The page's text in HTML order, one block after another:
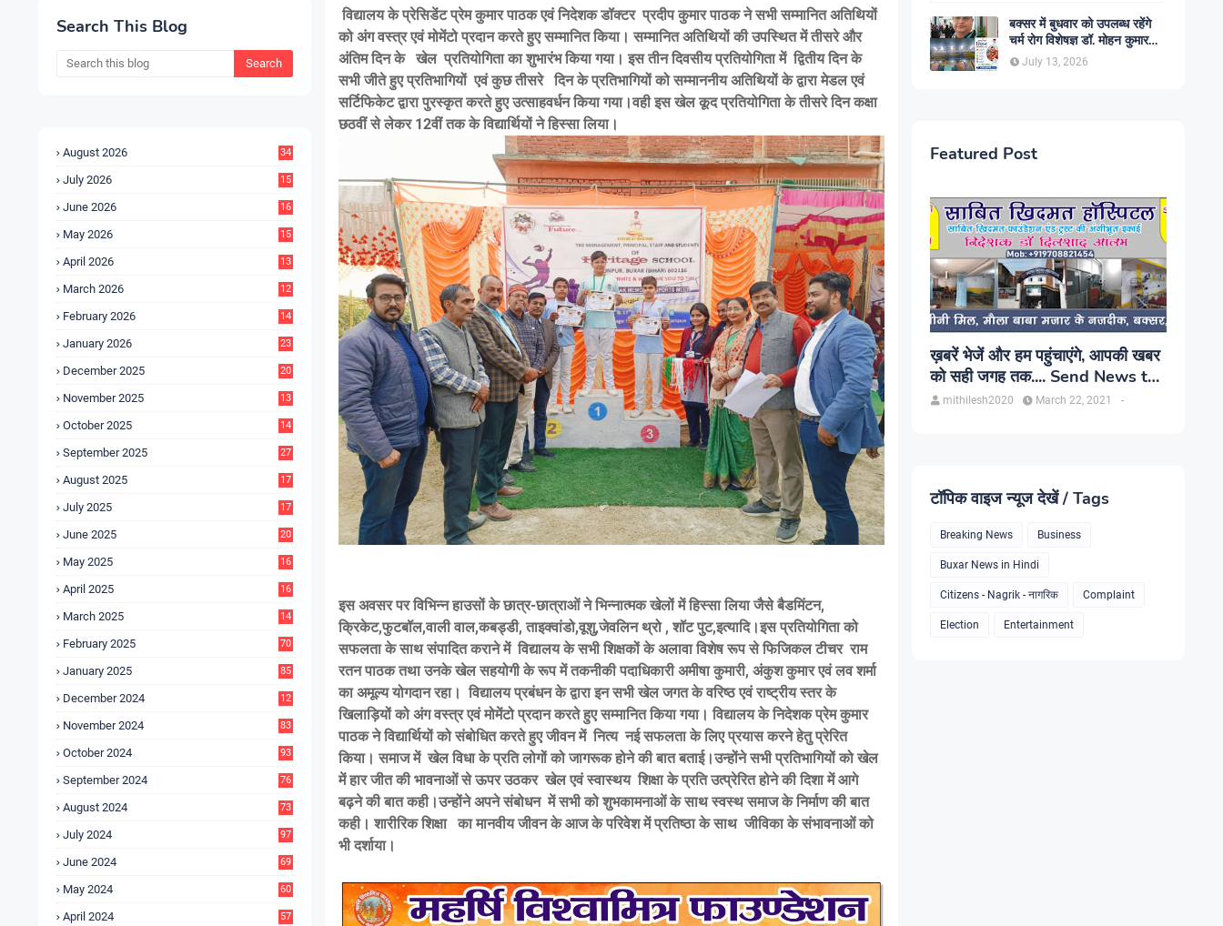
Search This Blog
August 2026 34
July 2026
15
June 2026
16
May 2026
15
April 2026
13
March 2026
12
February 2026
14
January 2026
23
December 2025
20
November 2025
13
October 2025
14
September 2025
27
August 2025
17
July 2025
17
June 2025
20
May 2025
16
April 2025
16
March 2025
14
February 2025 70
January 2025 85
December 2024
12
November 2024 83
October 2024 93
September 2024 76
August 2024 73
July 2024 97
June 2024 69
May 2024 60
April 2024 57
विद्यालय के प्रेसिडेंट प्रेम कुमार पाठक एवं निदेशक डॉक्टर प्रदीप कुमार पाठक ने सभी सम्मानित अतिथियों
को अंग वस्त्र एवं मोमेंटो प्रदान करते हुए सम्मानित किया। सम्मानित अतिथियों की उपस्थित में तीसरे और
अंतिम दिन के खेल प्रतियोगिता का शुभारंभ किया गया। इस तीन दिवसीय प्रतियोगिता में द्वितीय दिन के
सभी जीते हुए प्रतिभागियों एवं कुछ तीसरे दिन के प्रतिभागियों को सम्माननीय अतिथियों के द्वारा मेडल एवं
सर्टिफिकेट द्वारा पुरस्कृत करते हुए उत्साहवर्धन किया गया।वही इस खेल कूद प्रतियोगिता के तीसरे दिन कक्षा
छठवीं से लेकर 12वीं तक के विद्यार्थियों ने हिस्सा लिया।
इस अवसर पर विभिन्न हाउसों के छात्र-छात्राओं ने भिन्नात्मक खेलों में हिस्सा लिया जैसे बैडमिंटन,
क्रिकेट,फुटबॉल,वाली वाल,कबड्डी, ताइक्वांडो,वूशु,जेवलिन थ्रो , शॉट पुट,इत्यादि।इस प्रतियोगिता को
सफलता के साथ संपादित कराने में विद्यालय के सभी शिक्षकों के अलावा विशेष रूप से फिजिकल टीचर राम
रतन पाठक तथा उनके खेल सहयोगी के रूप में तकनीकी पदाधिकारी अमीषा कुमारी, अंकुश कुमार एवं लव शर्मा
का अमूल्य योगदान रहा। विद्यालय प्रबंधन के द्वारा इन सभी खेल जगत के वरिष्ठ एवं राष्ट्रीय स्तर के
खिलाड़ियों को अंग वस्त्र एवं मोमेंटो प्रदान करते हुए सम्मानित किया गया। विद्यालय के निदेशक प्रेम कुमार
पाठक ने विद्यार्थियों को संबोधित करते हुए जीवन में नित्य नई सफलता के लिए प्रयास करने हेतु प्रेरित
किया। समाज में खेल विधा के प्रति लोगों को जागरूक होने की बात बताई।उन्होंने सभी प्रतिभागियों को खेल
में हार जीत की भावनाओं से ऊपर उठकर खेल एवं स्वास्थय शिक्षा के प्रति उत्प्रेरित होने की दिशा में आगे
बढ़ने की बात कही।उन्होंने अपने संबोधन में सभी को शुभकामनाओं के साथ स्वस्थ समाज के निर्माण की बात
कही। शारीरिक शिक्षा का मानवीय जीवन के आज के परिवेश में प्रतिष्ठा के साथ जीविका के संभावनाओं को
भी दर्शाया।
बक्सर में बुधवार को उपलब्ध रहेंगे
चर्म रोग विशेषज्ञ डॉ. मोहन कुमार
सिंह, प्रकाश यूरो क्लिनिक में होगा
परामर्श
July 13, 2026
Featured Post
ख़बरें भेजें और हम पहुंचाएंगे, आपकी खबर
को सही जगह तक.... Send News to
us!mithilesh2020 -
March 22, 2021
टॉपिक वाइज न्यूज देखें / Tags
Breaking News Business
Buxar News in Hindi
Citizens - Nagrik - नागरिक Complaint
Election Entertainment